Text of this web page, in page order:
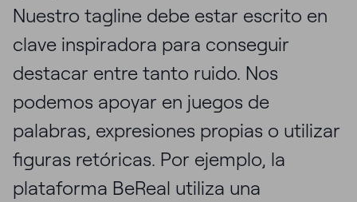
Nuestro tagline debe estar escrito en
clave inspiradora para conseguir
destacar entre tanto ruido. Nos
podemos apoyar en juegos de
palabras, expresiones propias o utilizar
figuras retóricas. Por ejemplo, la
plataforma BeReal utiliza una